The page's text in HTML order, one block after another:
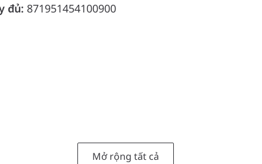
đủ: 871951454100900
Mở rộng tất cả